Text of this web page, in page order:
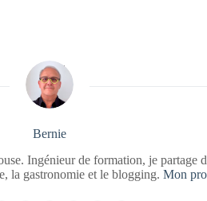
Bernie
Ingénieur de formation, je partage
la gastronomie et le blogging.Mon